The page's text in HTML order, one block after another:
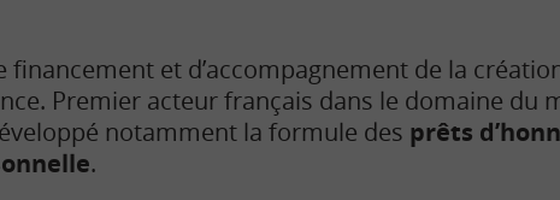
financement et d’accompagnement de la
Premier acteur français dans le domaine du
notamment la formule des prêts
.